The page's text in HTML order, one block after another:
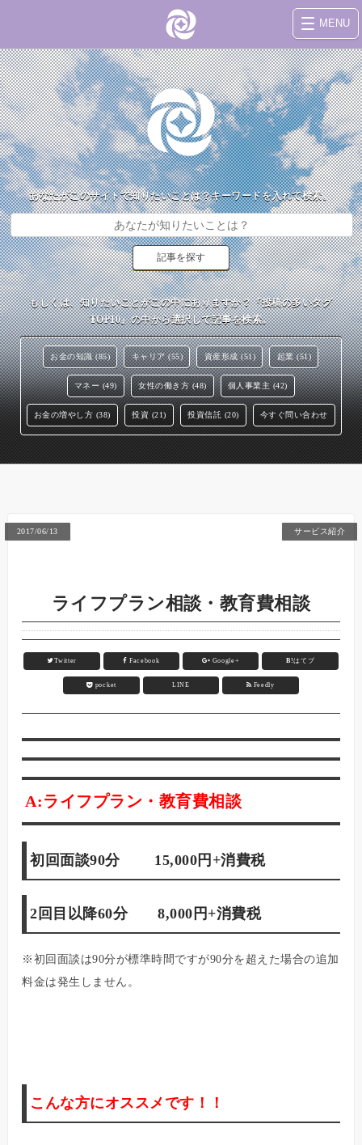
MENU
あなたがこのサイトで知りたいことは？キーワードを入れて検索。
もしくは、知りたいことがこの中にありますか？『投稿の多いタグ
TOP10』の中から選択して記事を検索。
お金の知識 (85) キャリア (55) 資産形成 (51) 起業 (51)
マネー (49) 女性の働き方 (48) 個人事業主 (42)
お金の増やし方 (38) 投資 (21) 投資信託 (20) 今すぐ問い合わせ
2017/06/13 サービス紹介
ライフプラン相談・教育費相談
Twitter Facebook Google+ B!はてブ
pocket LINE Feedly
A:ライフプラン・教育費相談
初回面談90分 15,000円+消費税
2回目以降60分 8,000円+消費税
※初回面談は90分が標準時間ですが90分を超えた場合の追加
料金は発生しません。
こんな方にオススメです！！